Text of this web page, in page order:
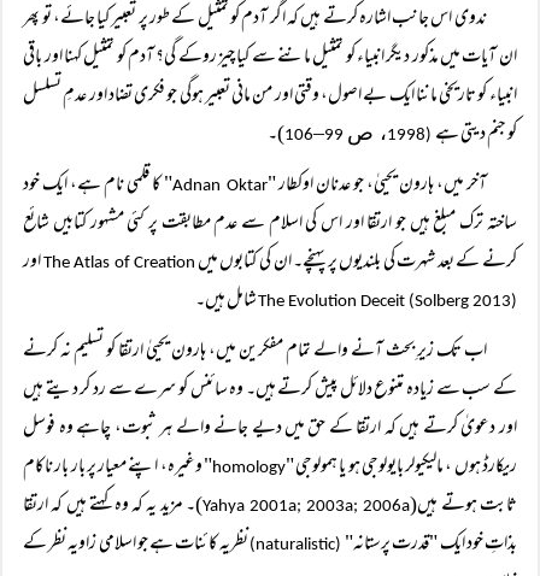
ندوی اس جانب اشارہ کرتے ہیں کہ اگر آدم کو تمثیل کے طور پر تعبیر کیا جائے، تو پھر
ان آیات میں مذکور دیگر انبیاء کو تمثیل ماننے سے کیا چیز روکے گی؟ آدم کو تمثیل کہنا اور باقی
انبیاء کو تاریخی ماننا ایک بے اصول، وقتی اور من مانی تعبیر ہوگی جو فکری تضاد اور عدمِ تسلسل
کو جنم دیتی ہے (
1998، ص –
106)۔
آخر میں، ہارون یحییٰ، جو عدنان اوکطار "Adnan Oktar" کا قلمی نام ہے، ایک خود
ساختہ ترک مبلغ ہیں جو ارتقا اور اس کی اسلام سے عدم مطابقت پر کئی مشہور کتابیں شائع
کرنے کے بعد شہرت کی بلندیوں پر پہنچے۔ ان کی کتابوں میں The Atlas of Creationاور
The Evolution Deceit (Solberg 2013)شامل ہیں۔
اب تک زیرِ بحث آنے والے تمام مفکرین میں، ہارون یحییٰ ارتقا کو تسلیم نہ کرنے
کے سب سے زیادہ متنوع دلائل پیش کرتے ہیں۔ وہ سائنس کو سرے سے رد کر دیتے ہیں
اور دعویٰ کرتے ہیں کہ ارتقا کے حق میں دیے جانے والے ہر ثبوت، چاہے وہ فوسل
ریکارڈ ہوں ، مالیکیولر بایولوجی ہو یا ہمولوجی "homology" وغیرہ، اپنے معیار پر بار بار ناکام
ثابت ہوتے ہیں(Yahya 2001a; 2003a; 2006a)۔ مزید یہ کہ وہ کہتے ہیں کہ ارتقا
بذاتِ خود ایک "قدرت پرستانہ" (naturalistic)
نظریہ کائنات ہے جو اسلامی زاویہ نظر کے